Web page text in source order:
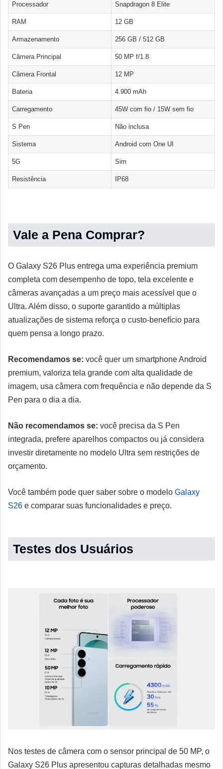
Processador Snapdragon 8 Elite
RAM 12 GB
Armazenamento 256 GB / 512 GB
Câmera Principal 50 MP f/1.8
Câmera Frontal 12 MP
Bateria 4.900 mAh
Carregamento 45W com fio / 15W sem fio
S Pen Não inclusa
Sistema Android com One UI
5G Sim
Resistência IP68
Vale a Pena Comprar?
O Galaxy S26 Plus entrega uma experiência premium
completa com desempenho de topo, tela excelente e
câmeras avançadas a um preço mais acessível que o
Ultra. Além disso, o suporte garantido a múltiplas
atualizações de sistema reforça o custo-benefício para
quem pensa a longo prazo.
Recomendamos se: você quer um smartphone Android
premium, valoriza tela grande com alta qualidade de
imagem, usa câmera com frequência e não depende da S
Pen para o dia a dia.
Não recomendamos se: você precisa da S Pen
integrada, prefere aparelhos compactos ou já considera
investir diretamente no modelo Ultra sem restrições de
orçamento.
Você também pode quer saber sobre o modelo Galaxy
S26 e comparar suas funcionalidades e preço.
Testes dos Usuários
Nos testes de câmera com o sensor principal de 50 MP, o
Galaxy S26 Plus apresentou capturas detalhadas mesmo